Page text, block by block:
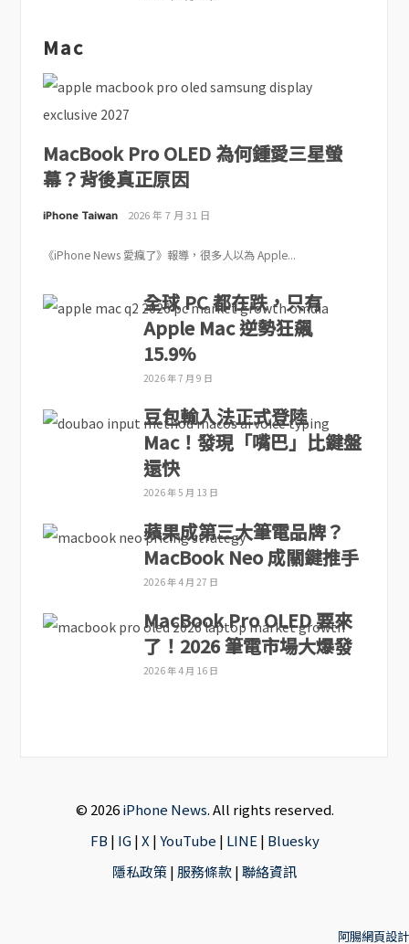
Mac
MacBook Pro OLED 為何鍾愛三星螢
幕？背後真正原因
iPhone Taiwan 2026 年 7 月 31 日
《iPhone News 愛瘋了》報導，很多人以為 Apple...
全球 PC 都在跌，只有
Apple Mac 逆勢狂飆
15.9%
2026 年 7 月 9 日
豆包輸入法正式登陸
Mac！發現「嘴巴」比鍵盤
還快
2026 年 5 月 13 日
蘋果成第三大筆電品牌？
MacBook Neo 成關鍵推手
2026 年 4 月 27 日
MacBook Pro OLED 要來
了！2026 筆電市場大爆發
2026 年 4 月 16 日
© 2026iPhone News. All rights reserved.
FB | IG|X |YouTube | LINE | Bluesky
隱私政策| 服務條款|聯絡資訊
阿腸網頁設計